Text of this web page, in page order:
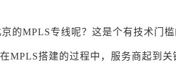
的MPLS专线呢？这是个有技术门
MPLS搭建的过程中，服务商起到